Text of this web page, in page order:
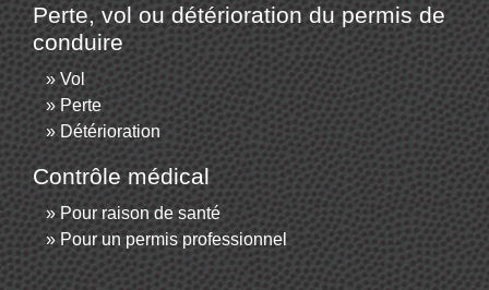
Perte, vol ou détérioration du permis de
conduire
Vol
Perte
Détérioration
Contrôle médical
Pour raison de santé
Pour un permis professionnel